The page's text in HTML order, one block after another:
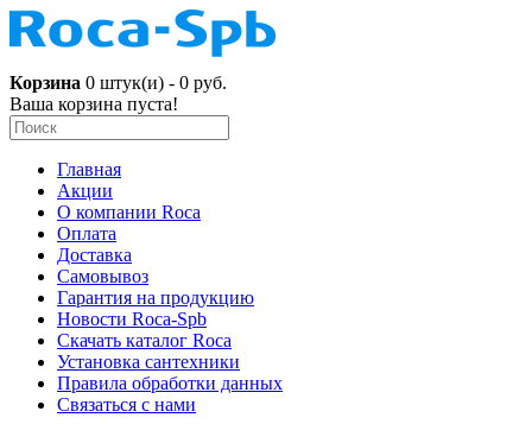
Корзина 0 штук(и) - 0 руб.
Ваша корзина пуста!
Главная
Акции
О компании Roca
Оплата
Доставка
Самовывоз
Гарантия на продукцию
Новости Roca-Spb
Скачать каталог Roca
Установка сантехники
Правила обработки данных
Связаться с нами